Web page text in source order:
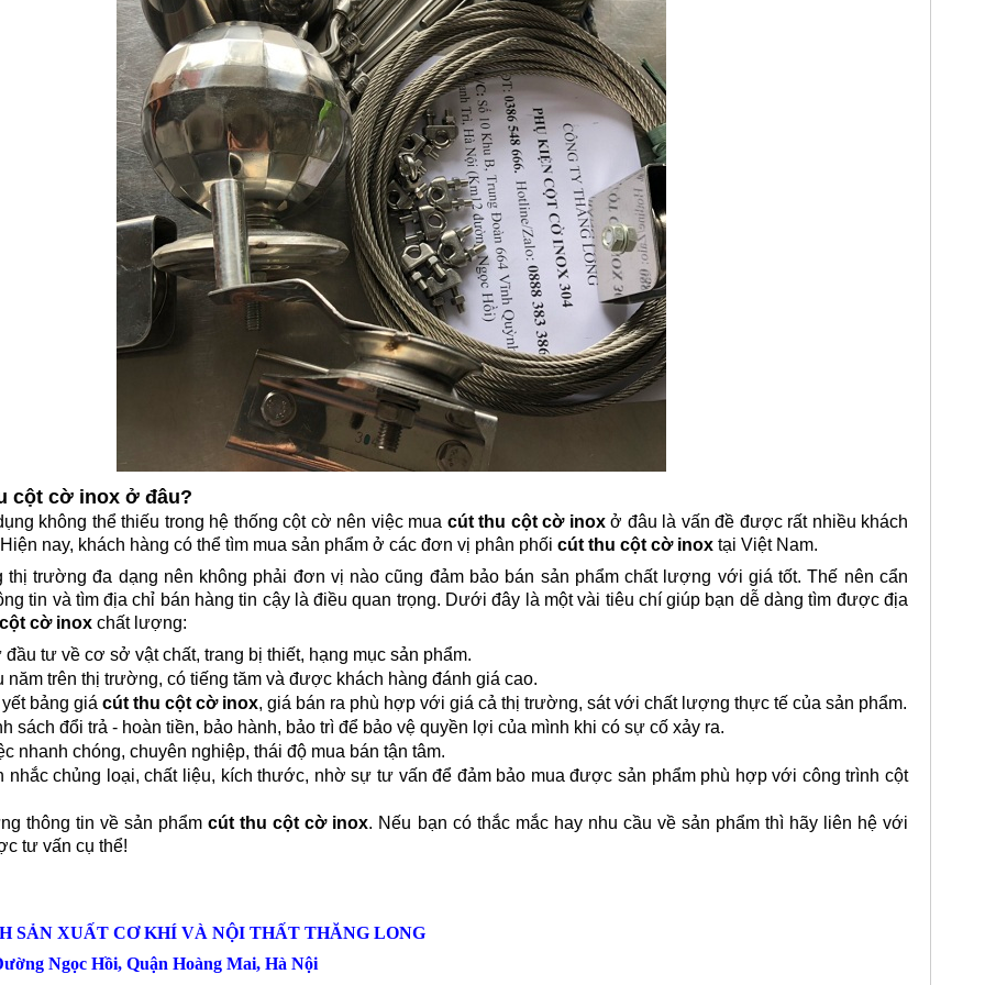
cột cờ inox ở đâu?
không thể thiếu trong hệ thống cột cờ nên việc mua cút thu cột cờ inoxở đâu là vấn đề được rất nhiều khách
nay, khách hàng có thể tìm mua sản phẩm ở các đơn vị phân phối cút thu cột cờ inox tại Việt Nam.
thị trường đa dạng nên không phải đơn vị nào cũng đảm bảo bán sản phẩm chất lượng với giá tốt. Thế nên cẩn
tin và tìm địa chỉ bán hàng tin cậy là điều quan trọng. Dưới đây là một vài tiêu chí giúp bạn dễ dàng tìm được địa
cờ inox chất lượng:
tư về cơ sở vật chất, trang bị thiết, hạng mục sản phẩm.
năm trên thị trường, có tiếng tăm và được khách hàng đánh giá cao.
bảng giá cút thu cột cờ inox, giá bán ra phù hợp với giá cả thị trường, sát với chất lượng thực tế của sản phẩm.
sách đổi trả - hoàn tiền, bảo hành, bảo trì để bảo vệ quyền lợi của mình khi có sự cố xảy ra.
nhanh chóng, chuyên nghiệp, thái độ mua bán tận tâm.
nhắc chủng loại, chất liệu, kích thước, nhờ sự tư vấn để đảm bảo mua được sản phẩm phù hợp với công trình cột
thông tin về sản phẩmcút thu cột cờ inox. Nếu bạn có thắc mắc hay nhu cầu về sản phẩm thì hãy liên hệ với
tư vấn cụ thể!
SẢN XUẤT CƠ KHÍ VÀ NỘI THẤT THĂNG LONG
Ngọc Hồi, Quận Hoàng Mai, Hà Nội